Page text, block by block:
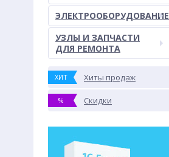
ЭЛЕКТРООБОРУДОВАНИЕ
УЗЛЫ И ЗАПЧАСТИ
ДЛЯ РЕМОНТА
ХИТ Хиты продаж
% Скидки